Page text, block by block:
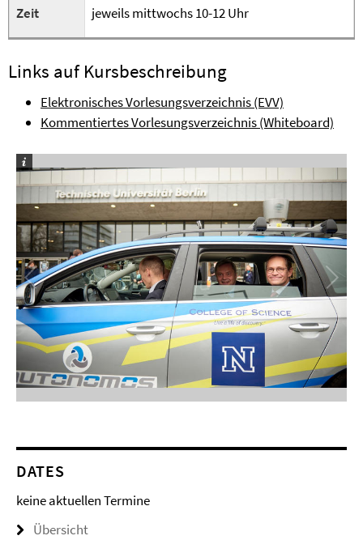
Zeit
jeweils mittwochs 10-12 Uhr
Links auf Kursbeschreibung
Elektronisches Vorlesungsverzeichnis (EVV)
Kommentiertes Vorlesungsverzeichnis (Whiteboard)
DATES
keine aktuellen Termine
Übersicht